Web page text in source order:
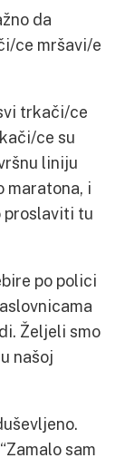
da
ce mršavi/e
trkači/ce
ce su
liniju
maratona, i
proslaviti tu
po polici
Željeli smo
našoj
sam